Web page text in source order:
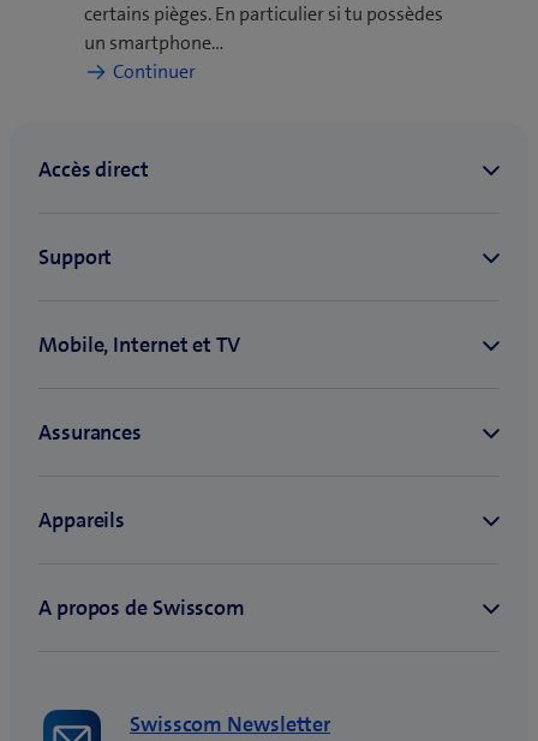
certains pièges. En particulier si tu possèdes
un smartphone…
Continuer:
Swisscom Newsletter